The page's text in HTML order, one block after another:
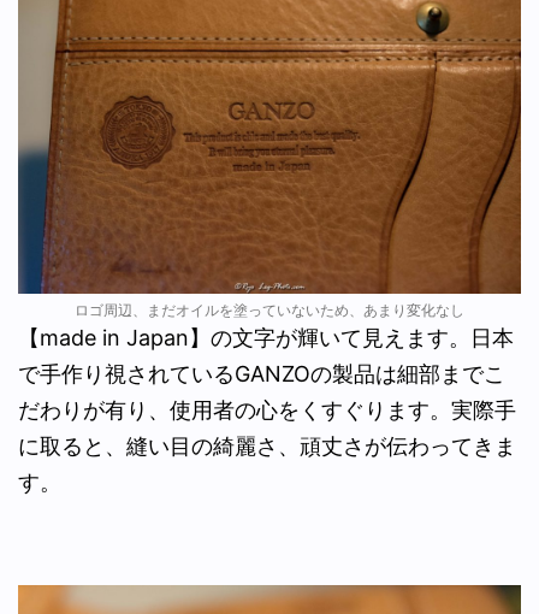
ロゴ周辺、まだオイルを塗っていないため、あまり変化なし
【made in Japan】の文字が輝いて見えます。日本
で手作り視されているGANZOの製品は細部までこ
だわりが有り、使用者の心をくすぐります。実際手
に取ると、縫い目の綺麗さ、頑丈さが伝わってきま
す。